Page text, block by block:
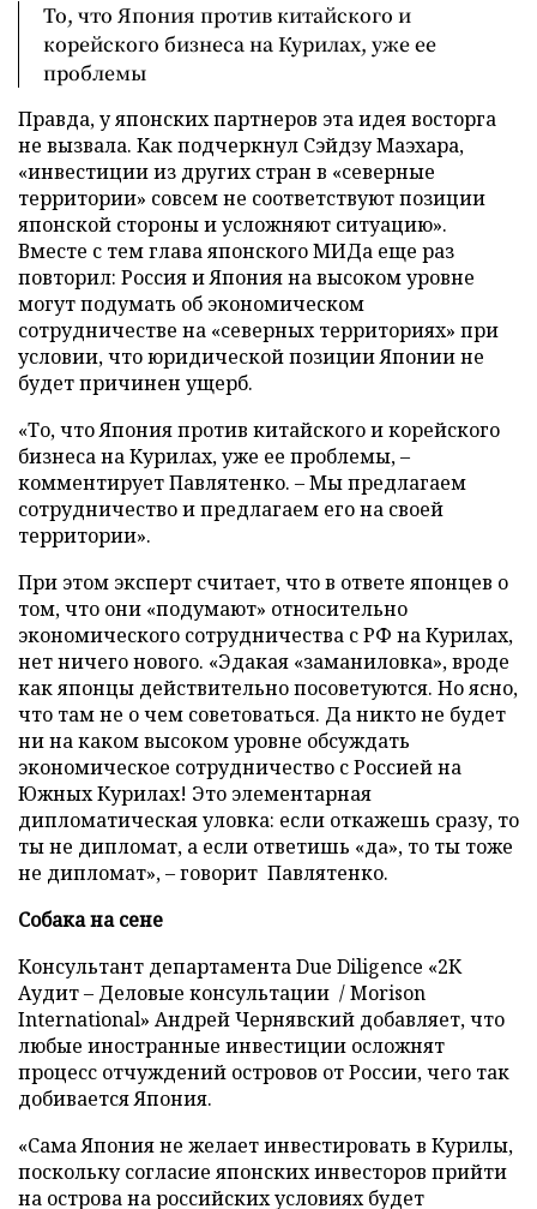
То, что Япония против китайского и
корейского бизнеса на Курилах, уже ее
проблемы
Правда, у японских партнеров эта идея восторга
не вызвала. Как подчеркнул Сэйдзу Маэхара,
«инвестиции из других стран в «северные
территории» совсем не соответствуют позиции
японской стороны и усложняют ситуацию».
Вместе с тем глава японского МИДа еще раз
повторил: Россия и Япония на высоком уровне
могут подумать об экономическом
сотрудничестве на «северных территориях» при
условии, что юридической позиции Японии не
будет причинен ущерб.
«То, что Япония против китайского и корейского
бизнеса на Курилах, уже ее проблемы, –
комментирует Павлятенко. – Мы предлагаем
сотрудничество и предлагаем его на своей
территории».
При этом эксперт считает, что в ответе японцев о
том, что они «подумают» относительно
экономического сотрудничества с РФ на Курилах,
нет ничего нового. «Эдакая «заманиловка», вроде
как японцы действительно посоветуются. Но ясно,
что там не о чем советоваться. Да никто не будет
ни на каком высоком уровне обсуждать
экономическое сотрудничество с Россией на
Южных Курилах! Это элементарная
дипломатическая уловка: если откажешь сразу, то
ты не дипломат, а если ответишь «да», то ты тоже
не дипломат», – говорит Павлятенко.
Собака на сене
Консультант департамента Due Diligence «2К
Аудит – Деловые консультации / Morison
International» Андрей Чернявский добавляет, что
любые иностранные инвестиции осложнят
процесс отчуждений островов от России, чего так
добивается Япония.
«Сама Япония не желает инвестировать в Курилы,
поскольку согласие японских инвесторов прийти
на острова на российских условиях будет